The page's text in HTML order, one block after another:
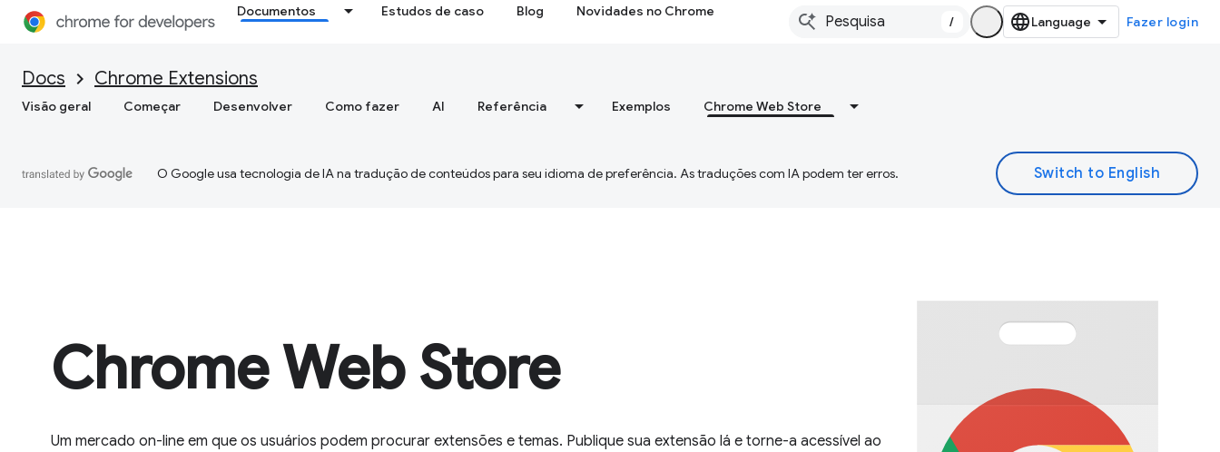
Documentos Estudos de caso Blog Novidades no Chrome
/ Fazer login
Docs Chrome Extensions
Visão geral Começar Desenvolver Como fazer AI Referência Exemplos Chrome Web Store
O Google usa tecnologia de IA na tradução de conteúdos para seu idioma de preferência. As traduções com IA podem ter erros.
Chrome Web Store
Um mercado on-line em que os usuários podem procurar extensões e temas. Publique sua extensão lá e torne-a acessível ao